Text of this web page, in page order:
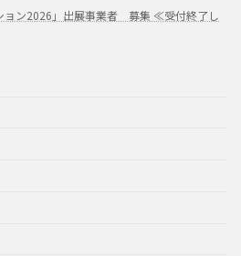
ョン2026」出展事業者 募集 ≪受付終了し